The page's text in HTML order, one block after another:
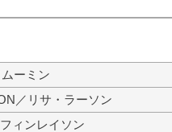
ーミン
／リサ・ラーソン
ィンレイソン